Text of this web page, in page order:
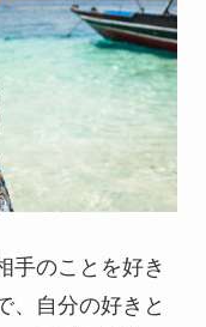
手のことを好き
、自分の好きと